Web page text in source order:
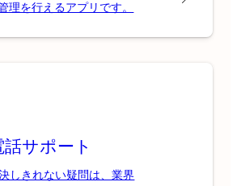
理を行えるアプリです。
サポート
しきれない疑問は、業界